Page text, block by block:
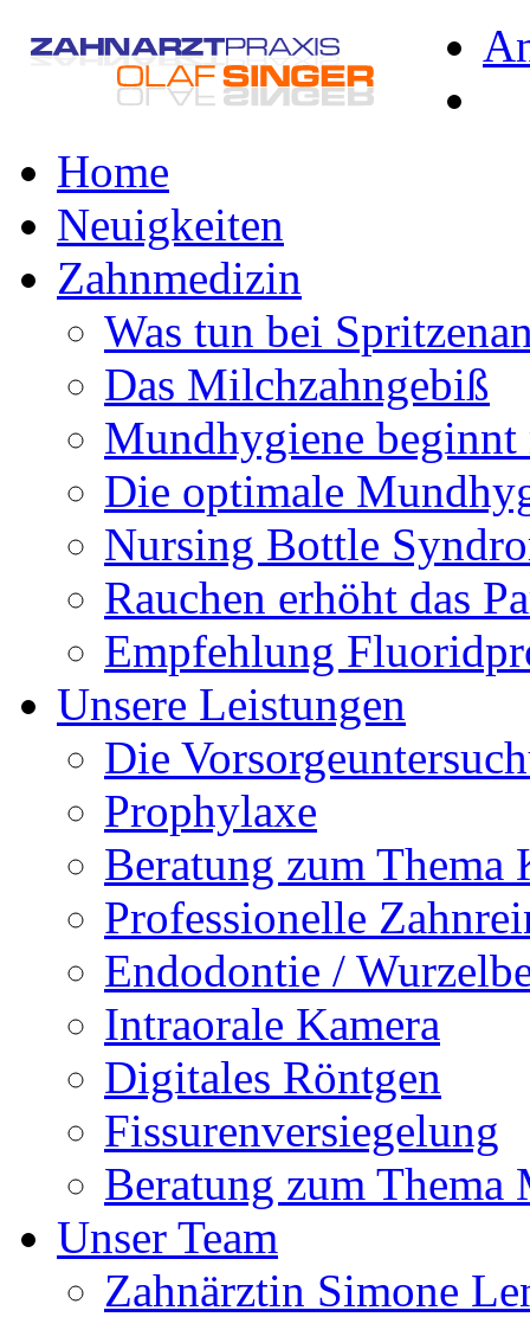
Home
Neuigkeiten
Zahnmedizin
Was tun bei
Das Milchzahngebiß
Mundhygiene beginnt
Die optimale
Nursing Bottle
Rauchen erhöht das
Empfehlung
Unsere Leistungen
Die
Prophylaxe
Beratung zum Thema
Professionelle
Endodontie /
Intraorale Kamera
Digitales Röntgen
Fissurenversiegelung
Beratung zum Thema
Unser Team
Zahnärztin Simone